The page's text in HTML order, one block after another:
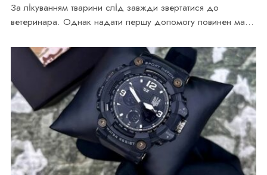
За лікуванням тварини слід завжди звертатися до
ветеринара. Однак надати першу допомогу повинен мати